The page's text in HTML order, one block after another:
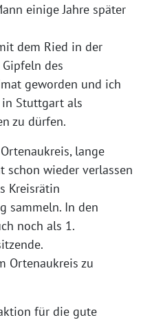
einige Jahre später
dem Ried in der
des
geworden und ich
Stuttgart als
zu dürfen.
lange
schon wieder verlassen
Kreisrätin
sammeln. In den
noch als 1.
Ortenaukreis zu
für die gute